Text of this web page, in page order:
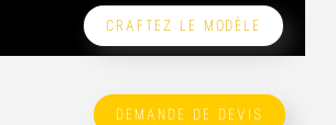
CRAFTEZ LE MODÈLE
DEMANDE DE DEVIS